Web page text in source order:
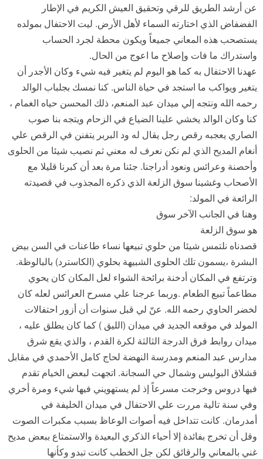
عن أرشد الطريق للرقي وتحقيق العيش الكريم في الإطار
الفضفاض الذي اختارته السماء لأهل الأرض. ليت الاحتفال بمولده
يستصحب هذه المعاني جميعاً ويكون محطة لجرد الحساب
واستدراك ما فات وإصلاح ما اعوج من الحال.
عهدنا الاحتفال به كما هو اليوم لم يتغير فيه شيء وكان الأجدر أن
يتغير ويواكب ما استجد في حياة الناس. كنا نمسك بجلباب الوالد
رحمه الله ونتجه إلي ميدان عبد المنعم، ذلك المحسن حياه الغمام ،
كنا وكان الوالد يخشي علينا الضياع في الزحام ويتجه بنا صوب
الصاري يعجبه رقص رجل يقال له ود البربر يتفنن في الرقص علي
أنغام المديح الذي لم نكن نعرف له معني ثم نصيب شيئا من الحلوى
وأحصنة وعرائس ونعود أدراجنا. جئنا مرة بعد أن كبرنا قليلا مع
الأصحاب وغشينا سوق الزلعة الذي ذكره المجذوب في قصيدته
الرائعة في المولد:
وهنا في الجانب الآخر سوق
هو سوق الزلعة
قصدناه نلتمس شيئا من حلوي تبيعها نساء طاعنات في السن بيض
البشرة ،يسمون تلك الحلوى الشبيهة بحلوي (الكاسترد) بالبالوظة.
وترتفع في المكان أدخنة برائحة الشواء لعل المكان كان يحوي
مطاعماً تبيع الطعام .وربما عرجنا علي مسرح العرائس لعله كان
لخضر الحاوي رحمه الله. عنّ لي قبل سنوات أن أزور احتفالات
المولد في موقعه الجديد في ميدان (الليق ) كما كان يطلق عليه ،
ميدان روابط فرق الدرجة الثالثة لكرة القدم ، والذي يقع شرق
مدارس عبد المنعم ومدرسة النهضة لحاج كامل الأحمدي في مقابل
قشلاق البوليس وشمال حي السجانة. اتجهت لبعض الخيام تقدم
فيها دروس وخرجت مسرعاً إذ لم يستهويني فيها شيء ومرة أخري
وفي سنة تالية مررت علي الاحتفال في ميدان الخليفة في
أمدرمان. كانت تتداخل فيه أصوات الوعاظ بسبب مكبرات الصوت
وقل أن تخرج بفائدة إلا أحياء الذكري البعيدة والاستمتاع ببعض مديح
غني بالمعاني والرقائق لكن جل الخطب كانت تبدو وكأنها